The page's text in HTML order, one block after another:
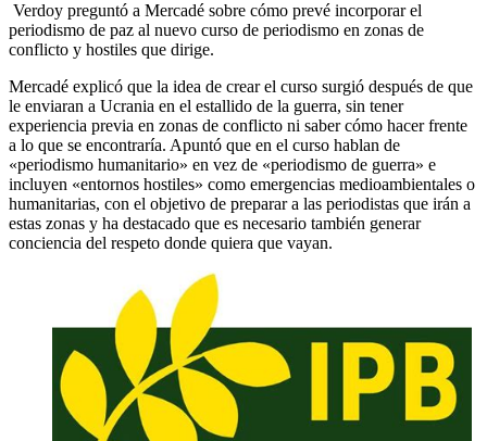
Verdoy preguntó a Mercadé sobre cómo prevé incorporar el
periodismo de paz al nuevo curso de periodismo en zonas de
conflicto y hostiles que dirige.
Mercadé explicó que la idea de crear el curso surgió después de que
le enviaran a Ucrania en el estallido de la guerra, sin tener
experiencia previa en zonas de conflicto ni saber cómo hacer frente
a lo que se encontraría. Apuntó que en el curso hablan de
«periodismo humanitario» en vez de «periodismo de guerra» e
incluyen «entornos hostiles» como emergencias medioambientales o
humanitarias, con el objetivo de preparar a las periodistas que irán a
estas zonas y ha destacado que es necesario también generar
conciencia del respeto donde quiera que vayan.